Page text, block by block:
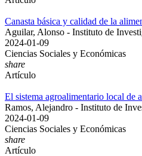
Canasta básica y calidad de la
Aguilar, Alonso - Instituto de
2024-01-09
Ciencias Sociales y Económicas
share
Artículo
El sistema agroalimentario local de
Ramos, Alejandro - Instituto de
2024-01-09
Ciencias Sociales y Económicas
share
Artículo